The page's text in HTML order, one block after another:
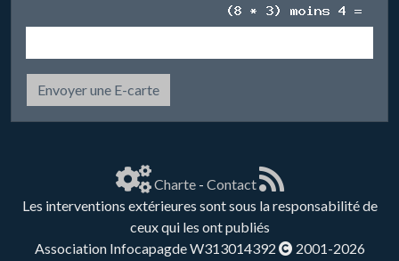
Envoyer une E-carte
Charte- Contact
Les interventions extérieures sont sous la responsabilité de
ceux qui les ont publiés
Association Infocapagde W313014392
2001-2026